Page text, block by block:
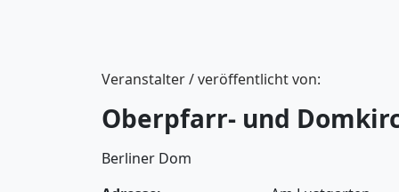
Veranstalter / veröffentlicht von:
Oberpfarr- und
Berliner Dom